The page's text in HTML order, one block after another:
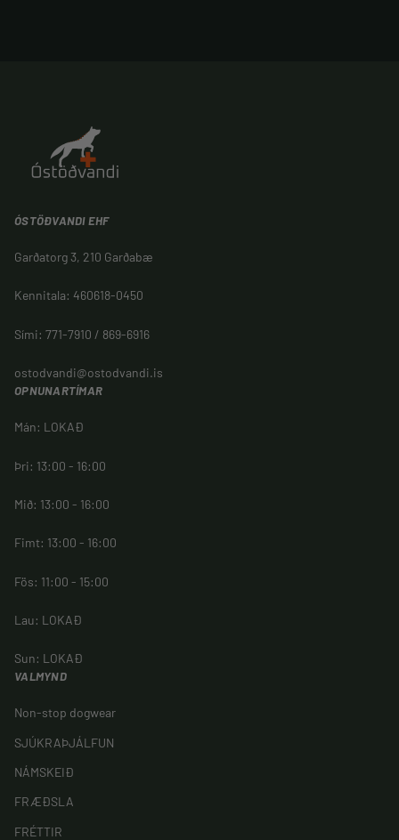
ÓSTÖÐVANDI EHF
Garðatorg 3, 210 Garðabæ
Kennitala: 460618-0450
Sími: 771-7910 / 869-6916
ostodvandi@ostodvandi.is
OPNUNARTÍMAR
Mán: LOKAÐ
Þri: 13:00 - 16:00
Mið: 13:00 - 16:00
Fimt: 13:00 - 16:00
Fös: 11:00 - 15:00
Lau: LOKAÐ
Sun: LOKAÐ
VALMYND
Non-stop dogwear
SJÚKRAÞJÁLFUN
NÁMSKEIÐ
FRÆÐSLA
FRÉTTIR